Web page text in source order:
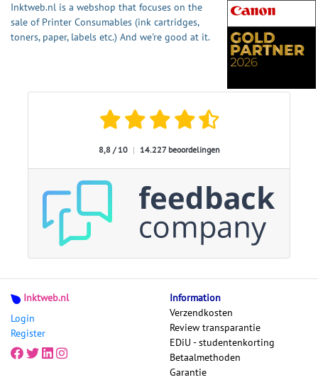
Inktweb.nl is a webshop that focuses on the
sale of Printer Consumables (ink cartridges,
toners, paper, labels etc.) And we're good at it.
8,8 / 10 | 14.227 beoordelingen
Inktweb.nl
Login
Register
Information
Verzendkosten
Review transparantie
EDiU - studentenkorting
Betaalmethoden
Garantie